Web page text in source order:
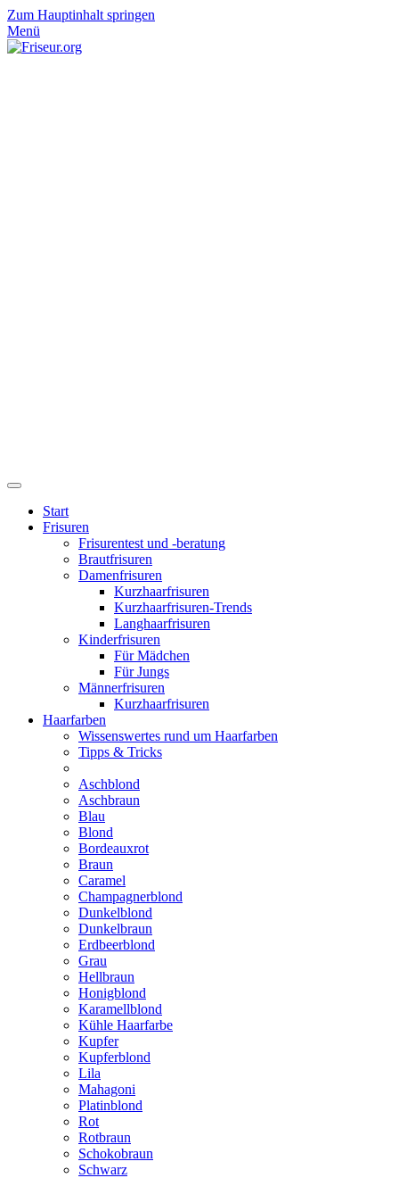
Zum Hauptinhalt springen
Menü
Start
Frisuren
Frisurentest und -beratung
Brautfrisuren
Damenfrisuren
Kurzhaarfrisuren
Kurzhaarfrisuren-Trends
Langhaarfrisuren
Kinderfrisuren
Für Mädchen
Für Jungs
Männerfrisuren
Kurzhaarfrisuren
Haarfarben
Wissenswertes rund um Haarfarben
Tipps & Tricks
Aschblond
Aschbraun
Blau
Blond
Bordeauxrot
Braun
Caramel
Champagnerblond
Dunkelblond
Dunkelbraun
Erdbeerblond
Grau
Hellbraun
Honigblond
Karamellblond
Kühle Haarfarbe
Kupfer
Kupferblond
Lila
Mahagoni
Platinblond
Rot
Rotbraun
Schokobraun
Schwarz